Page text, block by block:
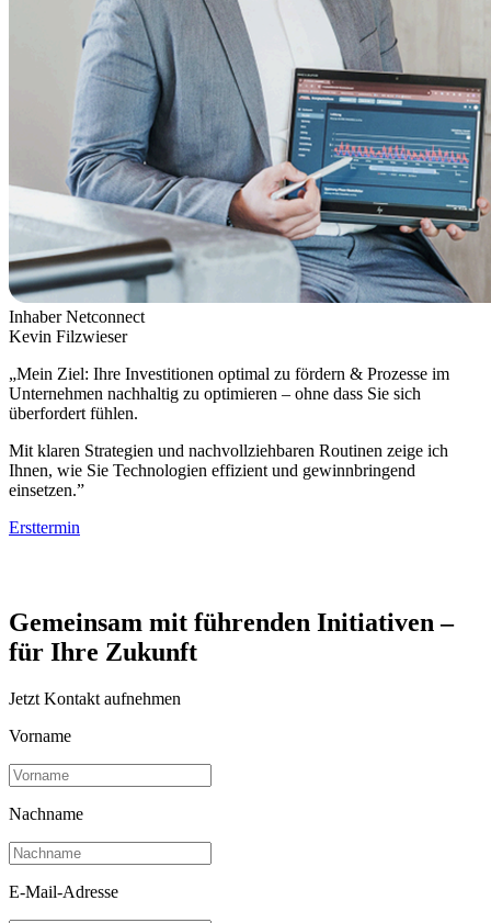
Inhaber Netconnect
Kevin Filzwieser
„Mein Ziel: Ihre Investitionen optimal zu fördern & Prozesse im
Unternehmen nachhaltig zu optimieren – ohne dass Sie sich
überfordert fühlen.
Mit klaren Strategien und nachvollziehbaren Routinen zeige ich
Ihnen, wie Sie Technologien effizient und gewinnbringend
einsetzen.”
Ersttermin
Gemeinsam mit führenden Initiativen –
für Ihre Zukunft
Jetzt Kontakt aufnehmen
Vorname
Nachname
E-Mail-Adresse